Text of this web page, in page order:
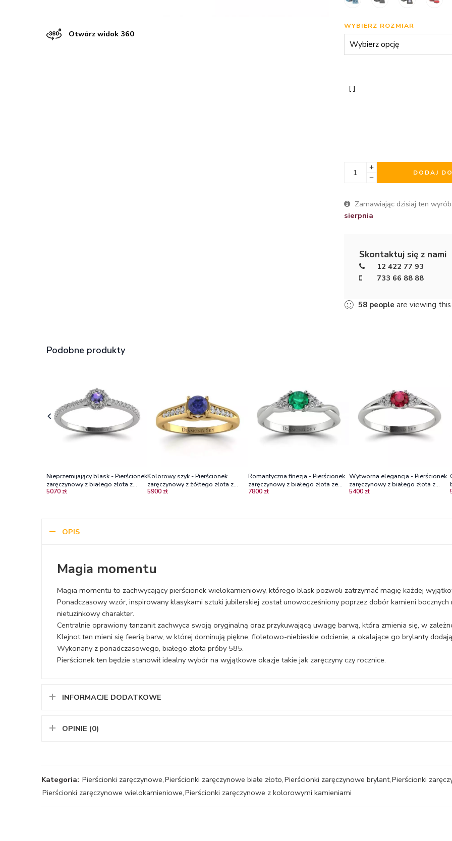
Otwórz widok 360
WYBIERZ ROZMIAR
DODAJ
Zamawiając dzisiaj ten
sierpnia
Skontaktuj się z nami
12 422 77 93
733 66 88 88
58 people are viewing
Podobne produkty
Nieprzemijający blask - Pierścionek
zaręczynowy z białego złota z
tanzanitem i diamentami
5070 zł
Kolorowy szyk - Pierścionek
zaręczynowy z żółtego złota z
tanzanitem i diamentami
5900 zł
Romantyczna finezja - Pierścionek
zaręczynowy z białego złota ze
szmaragdem i diamentami
7800 zł
Wytworna elegancja - Pierścionek
zaręczynowy z białego złota z
rubinem i diamentami
5400 zł
OPIS
Magia momentu
Magia momentu to zachwycający pierścionek wielokamieniowy, którego blask pozwoli zatrzymać magię każdej
Ponadczasowy wzór, inspirowany klasykami sztuki jubilerskiej został unowocześniony poprzez dobór kamieni
nietuzinkowy charakter.
Centralnie oprawiony tanzanit zachwyca swoją oryginalną oraz przykuwającą uwagę barwą, która zmienia się, w
Klejnot ten mieni się feerią barw, w której dominują piękne, fioletowo-niebieskie odcienie, a okalające go brylanty
Wykonany z ponadczasowego, białego złota próby 585.
Pierścionek ten będzie stanowił idealny wybór na wyjątkowe okazje takie jak zaręczyny czy rocznice.
INFORMACJE DODATKOWE
OPINIE (0)
Kategoria: Pierścionki zaręczynowe,Pierścionki zaręczynowe białe złoto,Pierścionki zaręczynowe brylant,Pierścionki
Pierścionki zaręczynowe wielokamieniowe,Pierścionki zaręczynowe z kolorowymi kamieniami